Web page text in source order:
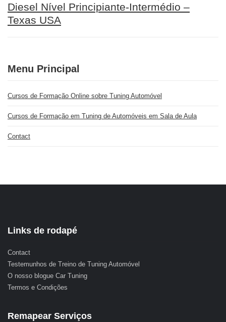
Diesel Nível Principiante-Intermédio –
Texas USA
Menu Principal
Cursos de Formação Online sobre Tuning Automóvel
Cursos de Formação em Tuning de Automóveis em Sala de Aula
Contact
Links de rodapé
Contact
Testemunhos de Treino de Tuning Automóvel
O nosso blogue Car Tuning
Termos e Condições
Remapear Serviços